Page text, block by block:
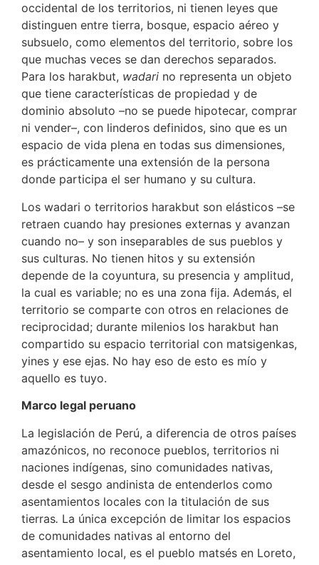
occidental de los territorios, ni tienen leyes que
distinguen entre tierra, bosque, espacio aéreo y
subsuelo, como elementos del territorio, sobre los
que muchas veces se dan derechos separados.
Para los harakbut, wadari no representa un objeto
que tiene características de propiedad y de
dominio absoluto –no se puede hipotecar, comprar
ni vender–, con linderos definidos, sino que es un
espacio de vida plena en todas sus dimensiones,
es prácticamente una extensión de la persona
donde participa el ser humano y su cultura.
Los wadari o territorios harakbut son elásticos –se
retraen cuando hay presiones externas y avanzan
cuando no– y son inseparables de sus pueblos y
sus culturas. No tienen hitos y su extensión
depende de la coyuntura, su presencia y amplitud,
la cual es variable; no es una zona fija. Además, el
territorio se comparte con otros en relaciones de
reciprocidad; durante milenios los harakbut han
compartido su espacio territorial con matsigenkas,
yines y ese ejas. No hay eso de esto es mío y
aquello es tuyo.
Marco legal peruano
La legislación de Perú, a diferencia de otros países
amazónicos, no reconoce pueblos, territorios ni
naciones indígenas, sino comunidades nativas,
desde el sesgo andinista de entenderlos como
asentamientos locales con la titulación de sus
tierras. La única excepción de limitar los espacios
de comunidades nativas al entorno del
asentamiento local, es el pueblo matsés en Loreto,